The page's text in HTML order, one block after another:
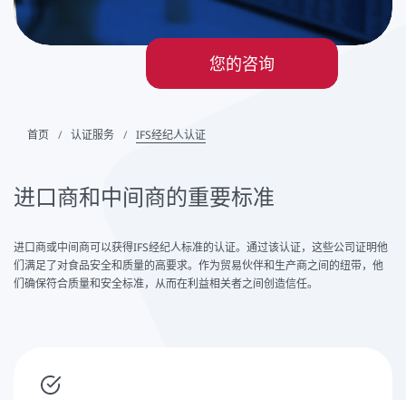
您的咨询
首页 认证服务 IFS经纪人认证
进口商和中间商的重要标准
进口商或中间商可以获得IFS经纪人标准的认证。通过该认证，这些公司证明他
们满足了对食品安全和质量的高要求。作为贸易伙伴和生产商之间的纽带，他
们确保符合质量和安全标准，从而在利益相关者之间创造信任。